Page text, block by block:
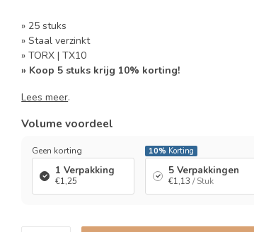
» 25 stuks
» Staal verzinkt
» TORX | TX10
» Koop 5 stuks krijg 10% korting!
Lees meer.
Volume voordeel
Geen korting
1 Verpakking
€1,25
10% Korting
5 Verpakkingen
€1,13 / Stuk